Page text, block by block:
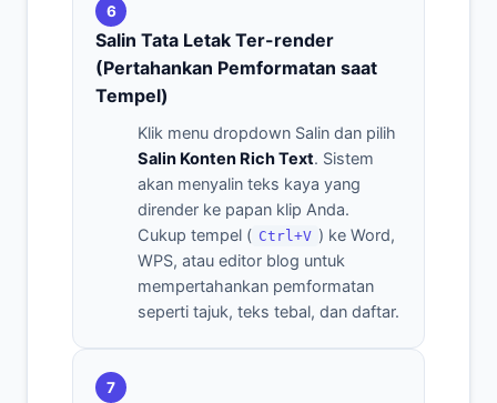
6
Salin Tata Letak Ter-render
(Pertahankan Pemformatan saat
Tempel)
Klik menu dropdown Salin dan pilih
Salin Konten Rich Text. Sistem
akan menyalin teks kaya yang
dirender ke papan klip Anda.
Cukup tempel ( Ctrl+V ) ke Word,
WPS, atau editor blog untuk
mempertahankan pemformatan
seperti tajuk, teks tebal, dan daftar.
7